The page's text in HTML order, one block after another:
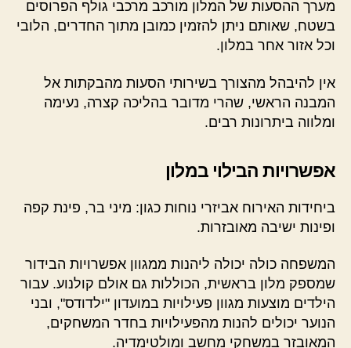
מערך ההסעות של המלון מורכב מרכבי גולף הפרוסים
בשטח, שאותם ניתן להזמין כמובן מתוך החדרים, הלובי
וכל אזור אחר במלון.
אין להיבהל מהצורך בשירותי הסעות מהבקתות אל
המבנה הראשי, שהרי מדובר בהליכה קצרה, נעימה
ומלווה ביתרונות רבים.
אפשרויות הבילוי במלון
ביחידות האירוח אביזרי נוחות כגון: מיני בר, פינת קפה
ופינות ישיבה מאובזרות.
המשפחה כולה יכולה ליהנות ממגוון אפשרויות הבידור
שמספק מלון בראשית, הכוללות גם אולם קולנוע. עבור
הילדים מוצעות מגוון פעילויות במועדון "ילדודס", ובני
הנוער יכולים להנות מהפעילויות בחדר המשחקים,
המאובזר במשחקי מחשב ומולטימדיה.